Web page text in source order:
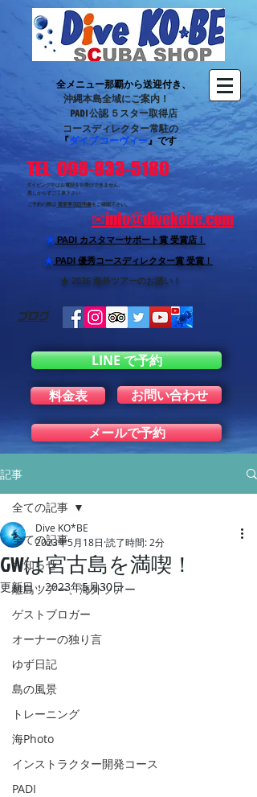
全メニュー那覇から送迎付き、
沖縄本島全域にご案内！
PADI 公認 ５スター取得店
コースディレクター常駐の
『ダイブ コーヴィー』です
TEL 098-833-5180
ダイビング中はお電話をお受けできません。
悪しからずご了承下さい
ご予約の際は 重要事項説明書をご確認下さい。
✉info@divekobe.com
★ PADI カスタマーサポート賞 受賞店！
★ PADI 優秀コースディレクター賞 受賞！
★ 2026 海外ツアーのお誘い！
ブログ
LINE で予約
料金表
お問い合わせ
メールで予約
記事
全ての記事
お知らせ
離島ツアー、海外ツアー
ゲストブロガー
オーナーの独り言
ゆず日記
島の風景
トレーニング
海Photo
インストラクター開発コース
PADI
全ての記事
GWは宮古島を満喫！
Dive KO*BE
2023年5月18日 読了時間: 2分
更新日：2023年5月30日